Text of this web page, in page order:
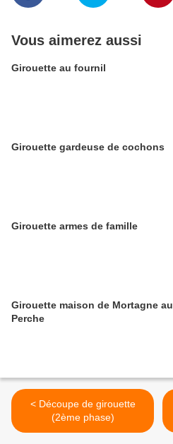
Vous aimerez aussi
Girouette au fournil
Girouette gardeuse de cochons
Girouette armes de famille
Girouette maison de Mortagne au
Perche
< Découpe de girouette
(2ème phase)